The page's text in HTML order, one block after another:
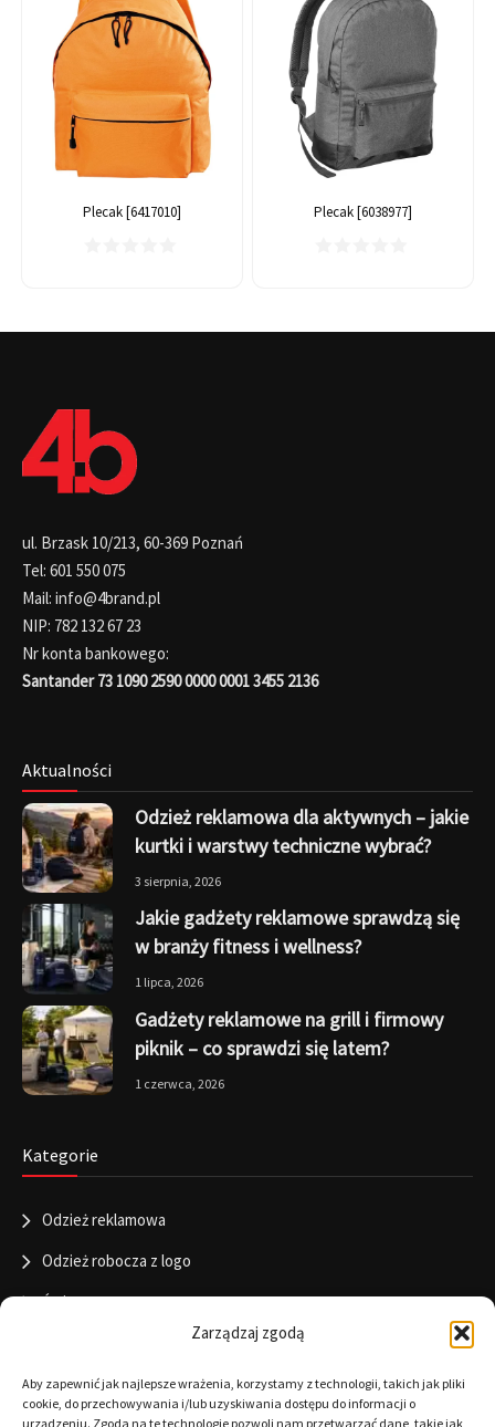
Zarządzaj zgodą
Aby zapewnić jak najlepsze wrażenia, korzystamy z technologii, takich jak pliki
cookie, do przechowywania i/lub uzyskiwania dostępu do informacji o
urządzeniu. Zgoda na te technologie pozwoli nam przetwarzać dane, takie jak
Plecak [6417010] Plecak [6038977]
ul. Brzask 10/213, 60-369 Poznań
Tel: 601 550 075
Mail: info@4brand.pl
NIP: 782 132 67 23
Nr konta bankowego:
Santander 73 1090 2590 0000 0001 3455 2136
Aktualności
Odzież reklamowa dla aktywnych – jakie
kurtki i warstwy techniczne wybrać?
3 sierpnia, 2026
Jakie gadżety reklamowe sprawdzą się
w branży fitness i wellness?
1 lipca, 2026
Gadżety reklamowe na grill i firmowy
piknik – co sprawdzi się latem?
1 czerwca, 2026
Kategorie
Odzież reklamowa
Odzież robocza z logo
Święta
Informacje